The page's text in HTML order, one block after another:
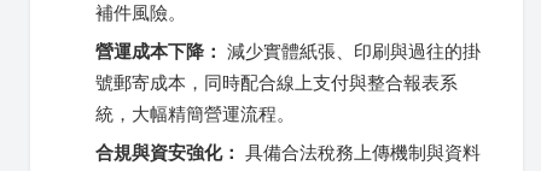
補件風險。
營運成本下降： 減少實體紙張、印刷與過往的掛
號郵寄成本，同時配合線上支付與整合報表系
統，大幅精簡營運流程。
合規與資安強化： 具備合法稅務上傳機制與資料